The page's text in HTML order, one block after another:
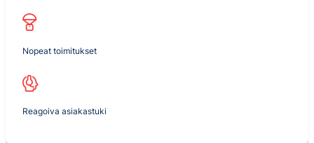
Nopeat toimitukset
Reagoiva asiakastuki